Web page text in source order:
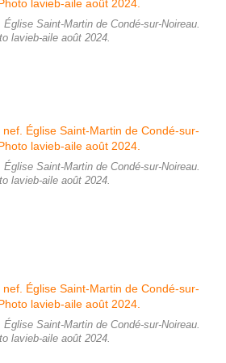
Saint-Martin de Condé-sur-Noireau.
lavieb-aile août 2024.
Saint-Martin de Condé-sur-Noireau.
lavieb-aile août 2024.
Saint-Martin de Condé-sur-Noireau.
lavieb-aile août 2024.